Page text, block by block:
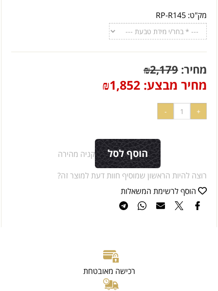
מק"ט: RP-R145
מחיר: ₪2,179
מחיר מבצע: ₪1,852
הוסף לסל
קניה מהירה
רוצה להיות הראשון שמוסיף חוות דעת למוצר זה?
הוסף לרשימת המשאלות
רכישה מאובטחת